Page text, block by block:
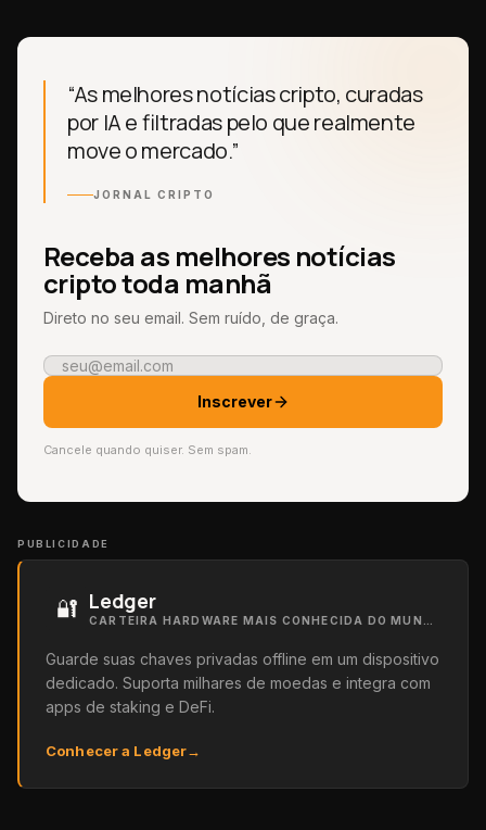
“As melhores notícias cripto, curadas
por IA e filtradas pelo que realmente
move o mercado.”
JORNAL CRIPTO
Receba as melhores notícias
cripto toda manhã
Direto no seu email. Sem ruído, de graça.
Inscrever
Cancele quando quiser. Sem spam.
PUBLICIDADE
🔐 Ledger
Guarde suas chaves privadas offline em um dispositivo
dedicado. Suporta milhares de moedas e integra com
apps de staking e DeFi.
Conhecer a Ledger→